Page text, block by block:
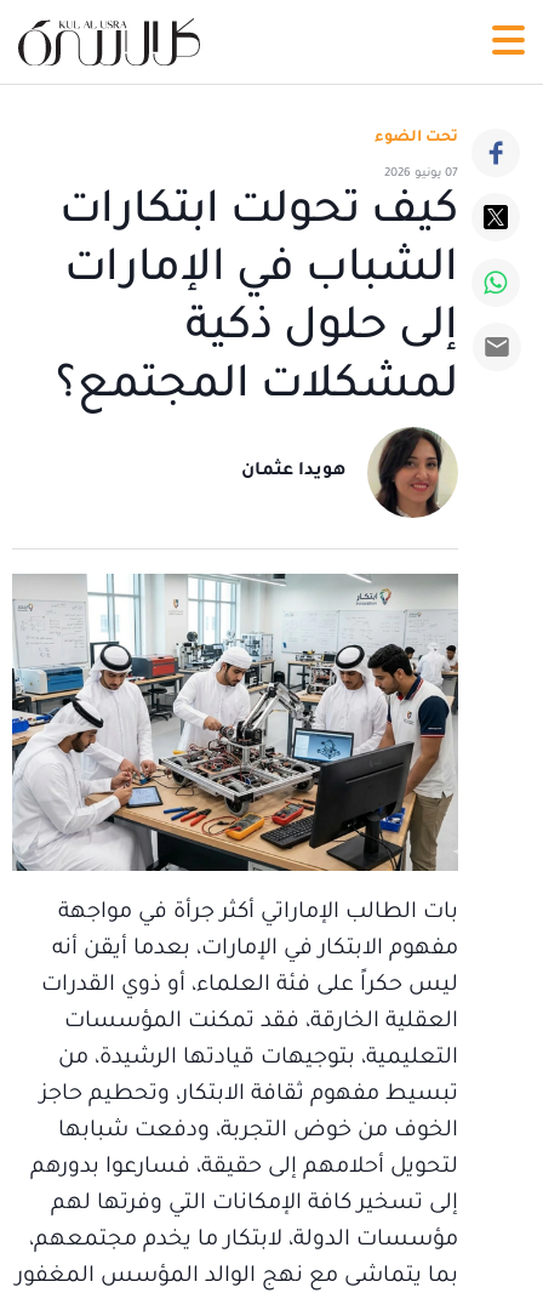
تحت الضوء
07 يونيو 2026
كيف تحولت ابتكارات
الشباب في الإمارات
إلى حلول ذكية
لمشكلات المجتمع؟
هويدا عثمان
بات الطالب الإماراتي أكثر جرأة في مواجهة
مفهوم الابتكار في الإمارات، بعدما أيقن أنه
ليس حكراً على فئة العلماء، أو ذوي القدرات
العقلية الخارقة، فقد تمكنت المؤسسات
التعليمية، بتوجيهات قيادتها الرشيدة، من
تبسيط مفهوم ثقافة الابتكار، وتحطيم حاجز
الخوف من خوض التجربة، ودفعت شبابها
لتحويل أحلامهم إلى حقيقة، فسارعوا بدورهم
إلى تسخير كافة الإمكانات التي وفرتها لهم
مؤسسات الدولة، لابتكار ما يخدم مجتمعهم،
بما يتماشى مع نهج الوالد المؤسس المغفور